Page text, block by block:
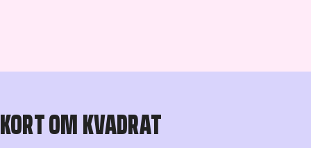
KORT OM KVADRAT